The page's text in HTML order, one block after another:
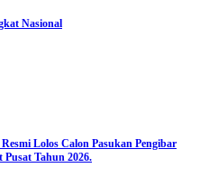
Nasional
Lolos Calon Pasukan Pengibar
Pusat Tahun 2026.